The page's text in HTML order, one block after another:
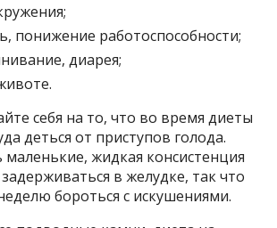
понижение работоспособности;
диарея;
себя на то, что во время диеты
деться от приступов голода.
маленькие, жидкая консистенция
в желудке, так что
бороться с искушениями.